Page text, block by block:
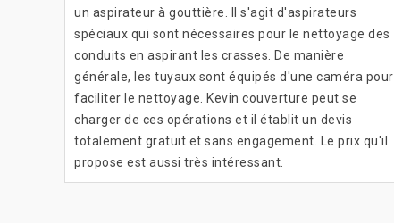
un aspirateur à gouttière. Il s'agit d'aspirateurs
spéciaux qui sont nécessaires pour le nettoyage des
conduits en aspirant les crasses. De manière
générale, les tuyaux sont équipés d'une caméra pour
faciliter le nettoyage. Kevin couverture peut se
charger de ces opérations et il établit un devis
totalement gratuit et sans engagement. Le prix qu'il
propose est aussi très intéressant.